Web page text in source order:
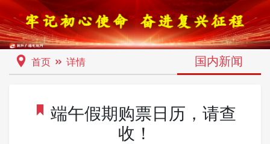
首页 详情 国内新闻
端午假期购票日历，请查
收！